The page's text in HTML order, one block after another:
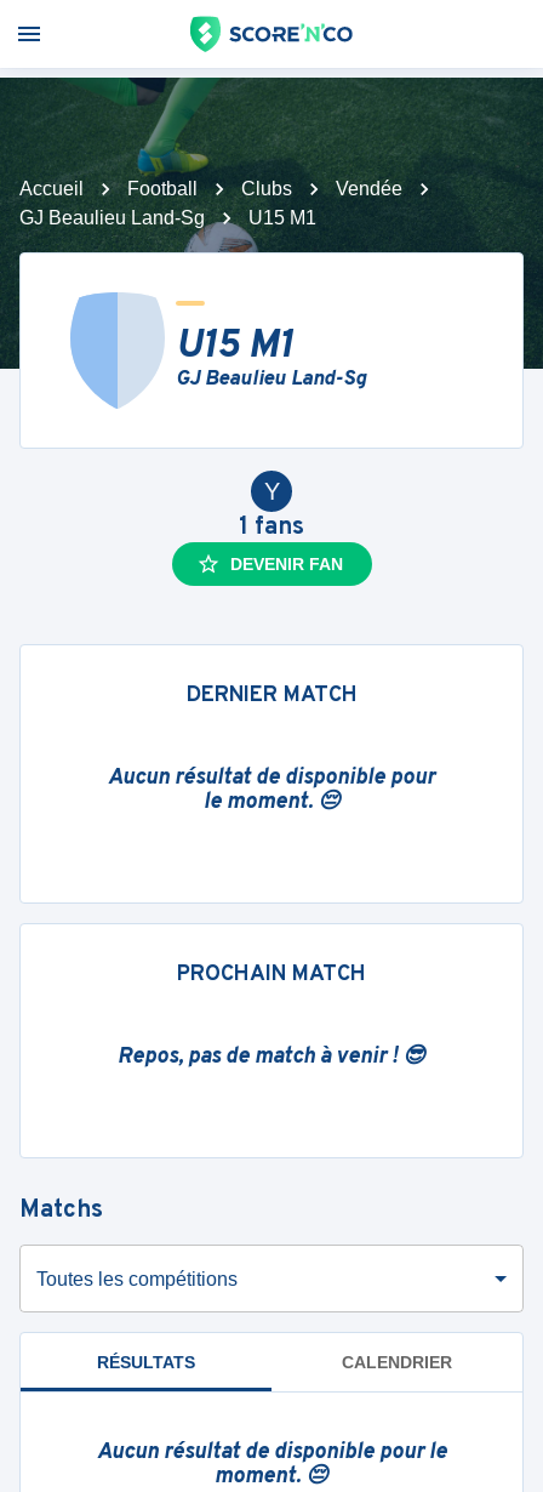
Accueil Football Clubs
Vendée
GJ Beaulieu Land-Sg
U15 M1
U15 M1
GJ Beaulieu Land-Sg
Y
1 fans
DEVENIR FAN
DERNIER MATCH
Aucun résultat de disponible pour
le moment. 😔
PROCHAIN MATCH
Repos, pas de match à venir ! 😎
Matchs
Toutes les compétitions
RÉSULTATS CALENDRIER
Aucun résultat de disponible pour le
moment. 😔